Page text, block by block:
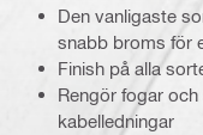
Den vanligaste
snabb broms för
Finish på alla
Rengör fogar
kabelledningar